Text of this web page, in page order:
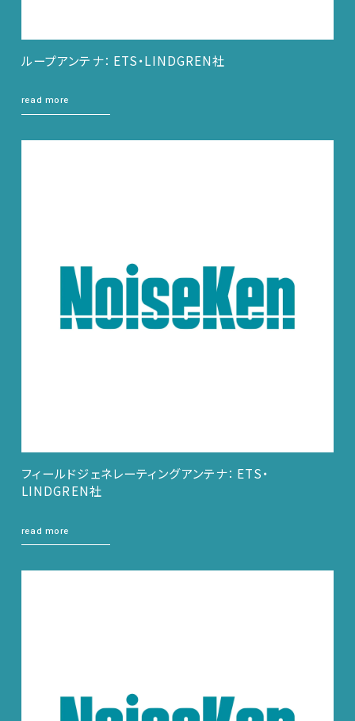
ループアンテナ： ETS・LINDGREN社
read more
フィールドジェネレーティングアンテナ： ETS・
LINDGREN社
read more